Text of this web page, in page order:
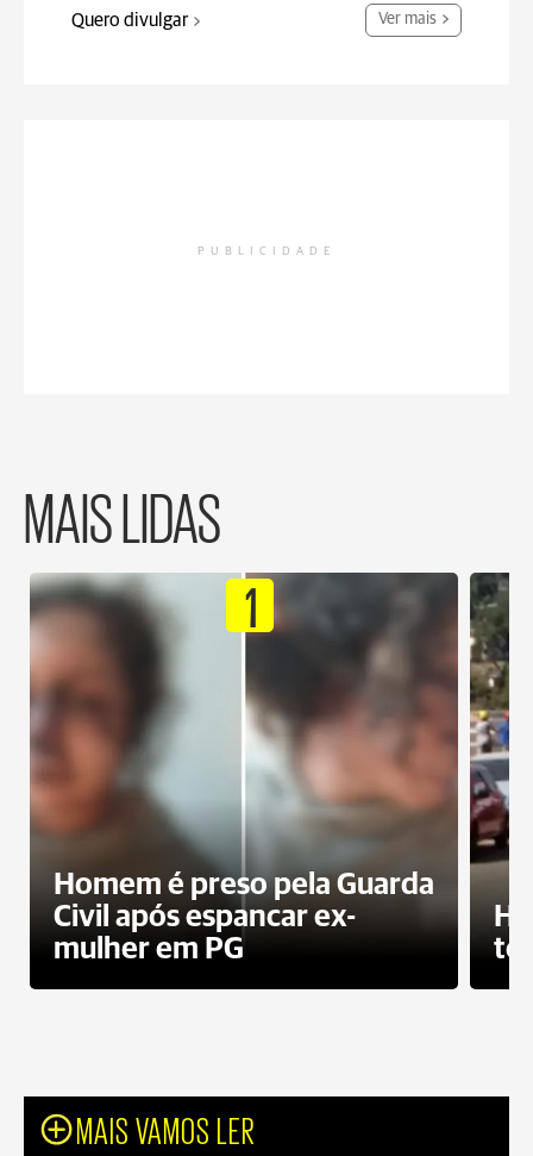
Quero divulgar Ver mais
PUBLICIDADE
MAIS LIDAS
1
Homem é preso pela Guarda
Civil após espancar ex-
mulher em PG
MAIS VAMOS LER